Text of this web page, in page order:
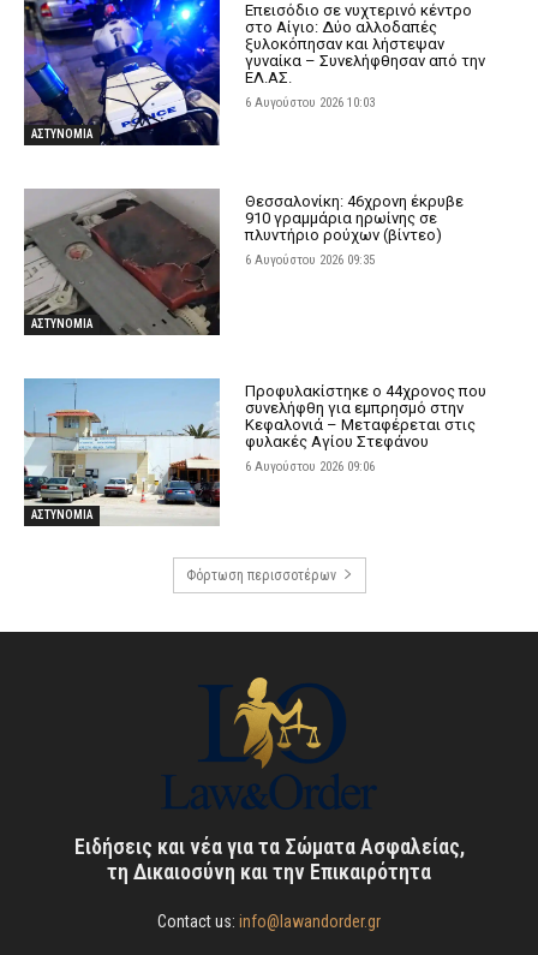
ΑΣΤΥΝΟΜΙΑ
Επεισόδιο σε νυχτερινό κέντρο
στο Αίγιο: Δύο αλλοδαπές
ξυλοκόπησαν και λήστεψαν
γυναίκα – Συνελήφθησαν από την
ΕΛ.ΑΣ.
6 Αυγούστου 2026 10:03
ΑΣΤΥΝΟΜΙΑ
Θεσσαλονίκη: 46χρονη έκρυβε
910 γραμμάρια ηρωίνης σε
πλυντήριο ρούχων (βίντεο)
6 Αυγούστου 2026 09:35
ΑΣΤΥΝΟΜΙΑ
Προφυλακίστηκε ο 44χρονος που
συνελήφθη για εμπρησμό στην
Κεφαλονιά – Μεταφέρεται στις
φυλακές Αγίου Στεφάνου
6 Αυγούστου 2026 09:06
Φόρτωση περισσοτέρων
Ειδήσεις και νέα για τα Σώματα Ασφαλείας,
τη Δικαιοσύνη και την Επικαιρότητα
Contact us: info@lawandorder.gr